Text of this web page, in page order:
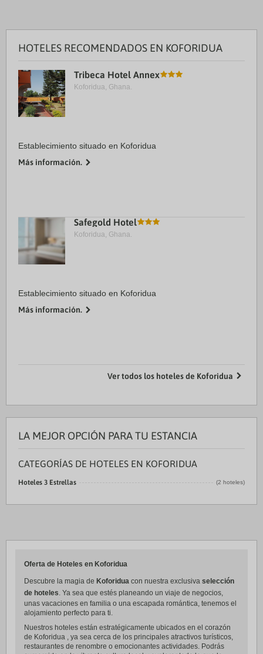
HOTELES RECOMENDADOS EN KOFORIDUA
Tribeca Hotel Annex
Koforidua, Ghana.
Establecimiento situado en Koforidua
Más información.
Safegold Hotel
Koforidua, Ghana.
Establecimiento situado en Koforidua
Más información.
Ver todos los hoteles de Koforidua
LA MEJOR OPCIÓN PARA TU ESTANCIA
CATEGORÍAS DE HOTELES EN KOFORIDUA
Hoteles 3 Estrellas (2 hoteles)
Oferta de Hoteles en Koforidua
Descubre la magia de Koforidua con nuestra exclusiva selección
de hoteles. Ya sea que estés planeando un viaje de negocios,
unas vacaciones en familia o una escapada romántica, tenemos el
alojamiento perfecto para ti.
Nuestros hoteles están estratégicamente ubicados en el corazón
de Koforidua , ya sea cerca de los principales atractivos turísticos,
restaurantes de renombre o emocionantes actividades. Podrás